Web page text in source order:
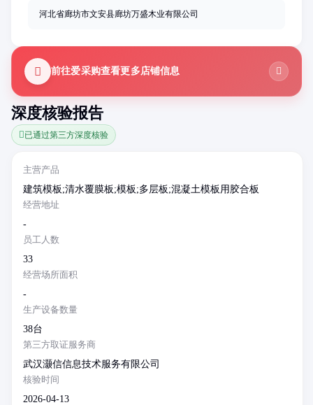
深度核验报告
已通过第三方深度核验
主营产品
建筑模板;清水覆膜板;模板;多层板;混凝土模板用胶合板
经营地址
-
员工人数
33
经营场所面积
-
生产设备数量
38台
第三方取证服务商
武汉灏信信息技术服务有限公司
核验时间
2026-04-13
河北省廊坊市文安县廊坊万盛木业有限公司
前往爱采购查看更多店铺信息